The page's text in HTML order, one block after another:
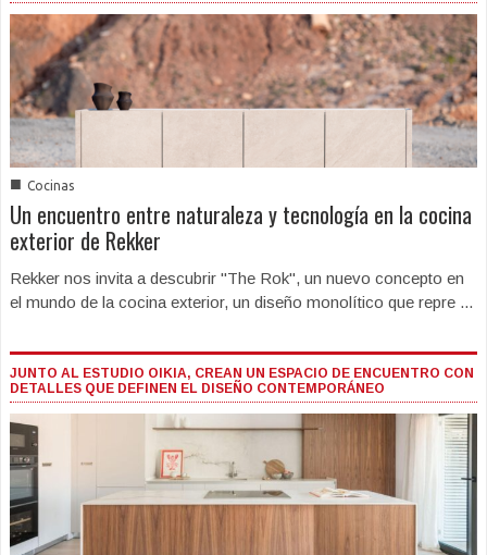
■ Cocinas
Un encuentro entre naturaleza y tecnología en la cocina
exterior de Rekker
Rekker nos invita a descubrir "The Rok", un nuevo concepto en
el mundo de la cocina exterior, un diseño monolítico que repre ...
JUNTO AL ESTUDIO OIKIA, CREAN UN ESPACIO DE ENCUENTRO CON
DETALLES QUE DEFINEN EL DISEÑO CONTEMPORÁNEO